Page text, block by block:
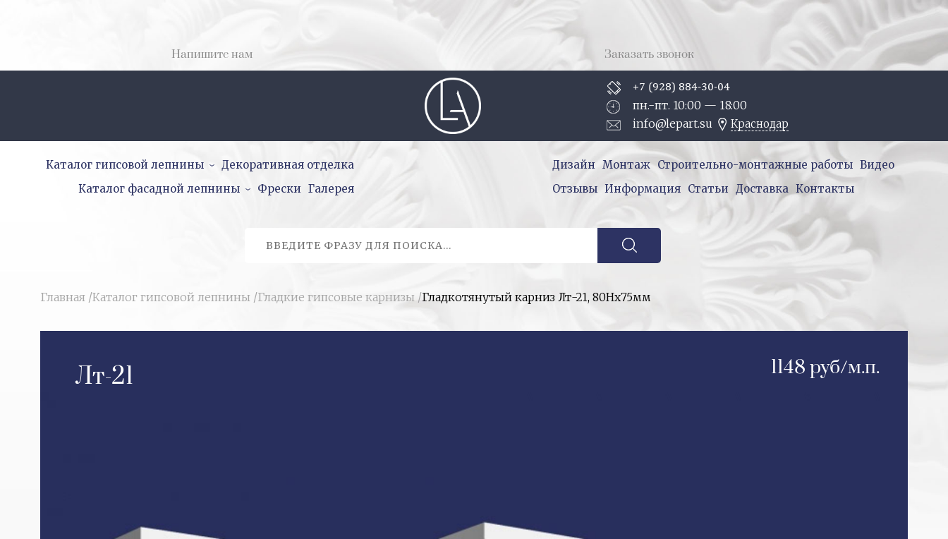
Напишите нам Заказать звонок
+7 (928) 884-30-04
пн.-пт. 10:00 — 18:00
info@lepart.su
Краснодар
Каталог гипсовой лепнины
Декоративная отделка
Каталог фасадной лепнины
Фрески Галерея
Дизайн Монтаж Строительно-монтажные работы Видео
Отзывы Информация Статьи Доставка Контакты
Главная /Каталог гипсовой лепнины /Гладкие гипсовые карнизы /Гладкотянутый карниз Лт-21, 80Нх75мм
Лт-21 1148 руб/м.п.